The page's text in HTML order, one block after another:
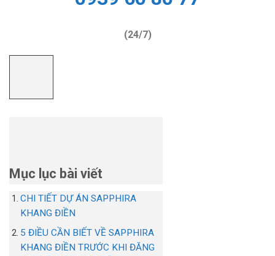
(24/7)
Mục lục bài viết
CHI TIẾT DỰ ÁN SAPPHIRA
KHANG ĐIỀN
5 ĐIỀU CẦN BIẾT VỀ SAPPHIRA
KHANG ĐIỀN TRƯỚC KHI ĐĂNG